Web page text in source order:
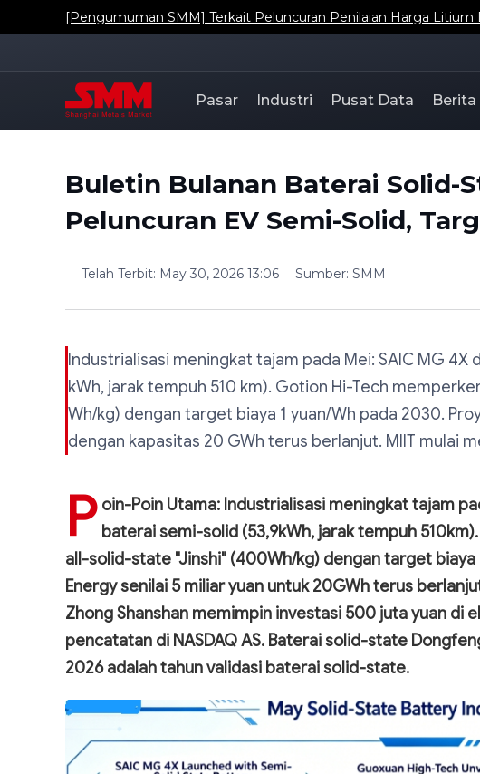
[Pengumuman SMM] Terkait Peluncuran Penilaian Harga
Pasar Industri Pusat Data Berita
Buletin Bulanan Baterai Solid-
Peluncuran EV Semi-Solid,
Telah Terbit: May 30, 2026 13:06 Sumber: SMM
Industrialisasi meningkat tajam pada Mei: SAIC MG
kWh, jarak tempuh 510 km). Gotion Hi-Tech
Wh/kg) dengan target biaya 1 yuan/Wh pada 2030.
dengan kapasitas 20 GWh terus berlanjut. MIIT mulai
P oin-Poin Utama: Industrialisasi meningkat tajam
baterai semi-solid (53,9kWh, jarak tempuh
all-solid-state "Jinshi" (400Wh/kg) dengan target
Energy senilai 5 miliar yuan untuk 20GWh terus
Zhong Shanshan memimpin investasi 500 juta yuan di
pencatatan di NASDAQ AS. Baterai solid-state
2026 adalah tahun validasi baterai solid-state.